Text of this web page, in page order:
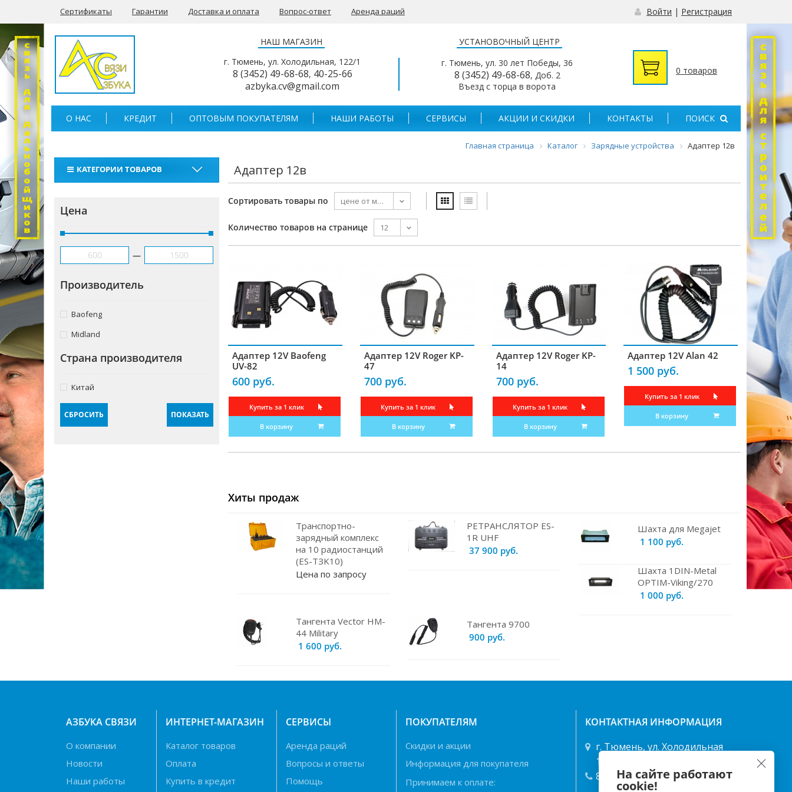
Сертификаты Гарантии Доставка и оплата Вопрос-ответ Аренда раций Войти | Регистрация
НАШ МАГАЗИН
УСТАНОВОЧНЫЙ ЦЕНТР
г. Тюмень, ул. Холодильная, 122/1
8 (3452) 49-68-68, 40-25-66
azbyka.cv@gmail.com
г. Тюмень, ул. 30 лет Победы, 36
8 (3452) 49-68-68, Доб. 2
Въезд с торца в ворота
0 товаров
О НАС КРЕДИТ ОПТОВЫМ ПОКУПАТЕЛЯМ НАШИ РАБОТЫ СЕРВИСЫ АКЦИИ И СКИДКИ КОНТАКТЫ ПОИСК
Главная страница Каталог Зарядные устройства Адаптер 12в
КАТЕГОРИИ ТОВАРОВ
Тангенты
Аккумуляторы для раций
Антенны
Комплектующие для антенн
Гарнитуры
Усилители
Частотомеры
Зарядные устройства
Кабели радиочастотные
Прокладки под магниты
Грозоразрядники
Крепление для рации
Штыри
Кейсы для АКБ
Цена
—
Производитель
Baofeng
Midland
Страна производителя
Китай
СБРОСИТЬ ПОКАЗАТЬ
Адаптер 12в
Сортировать товары по
Количество товаров на странице
Купить за 1 клик
В корзину
Адаптер 12V Baofeng
UV-82
600 руб.
Купить за 1 клик
В корзину
Адаптер 12V Roger KP-
47
700 руб.
Купить за 1 клик
В корзину
Адаптер 12V Roger KP-
14
700 руб.
Купить за 1 клик
В корзину
Адаптер 12V Alan 42
1 500 руб.
Хиты продаж
Транспортно-
зарядный комплекс
на 10 радиостанций
(ES-TЗK10)
Цена по запросу
РЕТРАНСЛЯТОР ES-
1R UHF
37 900 руб.
Шахта для Megajet
1 100 руб.
Шахта 1DIN-Metal
OPTIM-Viking/270
1 000 руб.
Тангента Vector HM-
44 Military
1 600 руб.
Тангента 9700
900 руб.
АЗБУКА СВЯЗИ
О компании
Новости
Наши работы
ИНТЕРНЕТ-МАГАЗИН
Каталог товаров
Оплата
Купить в кредит
СЕРВИСЫ
Аренда раций
Вопросы и ответы
Помощь
ПОКУПАТЕЛЯМ
Скидки и акции
Информация для покупателя
Принимаем к оплате:
КОНТАКТНАЯ ИНФОРМАЦИЯ
г. Тюмень, ул. Холодильная
122/1 ТД "Энергия"
8 (3452) 49-68-68 ,40-25-66
На сайте работают
cookie!